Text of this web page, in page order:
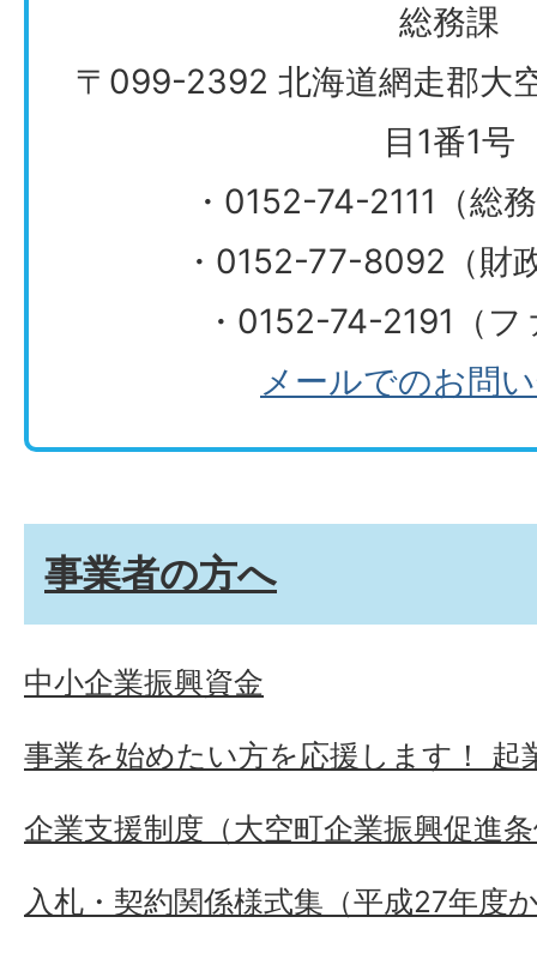
総務課
〒099-2392 北海道網走郡大
目1番1号
・0152-74-2111（総
・0152-77-8092（財
・0152-74-2191（
メールでのお問
事業者の方へ
中小企業振興資金
事業を始めたい方を応援します！ 起
企業支援制度（大空町企業振興促進
入札・契約関係様式集（平成27年度